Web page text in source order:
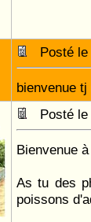
Posté le
bienvenue
Posté le
Bienvenue
As tu des
poissons